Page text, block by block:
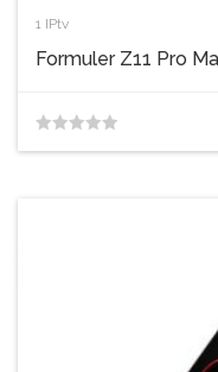
1 IPtv
Formuler Z11 Pro